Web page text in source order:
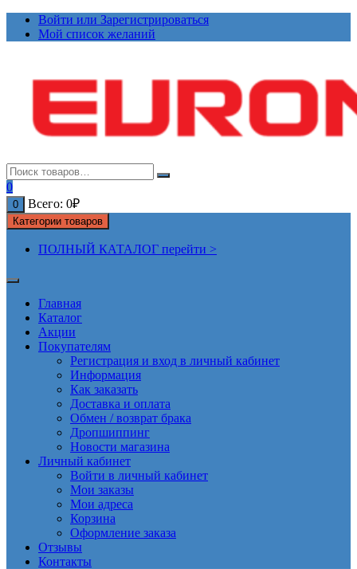
ПерейтиВойти или Зарегистрироваться
Мой список желаний
0
0 Всего: 0₽
Категории товаров
ПОЛНЫЙ КАТАЛОГ перейти >
Главная
Каталог
Акции
Покупателям
Регистрация и вход в личный кабинет
Информация
Как заказать
Доставка и оплата
Обмен / возврат брака
Дропшиппинг
Новости магазина
Личный кабинет
Войти в личный кабинет
Мои заказы
Мои адреса
Корзина
Оформление заказа
Отзывы
Контакты